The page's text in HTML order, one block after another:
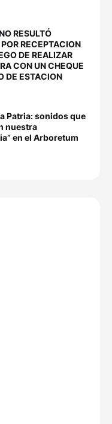
RESULTÓ
RECEPTACION
DE REALIZAR
CON UN CHEQUE
DE ESTACION
Patria: sonidos que
nuestra
en el Arboretum